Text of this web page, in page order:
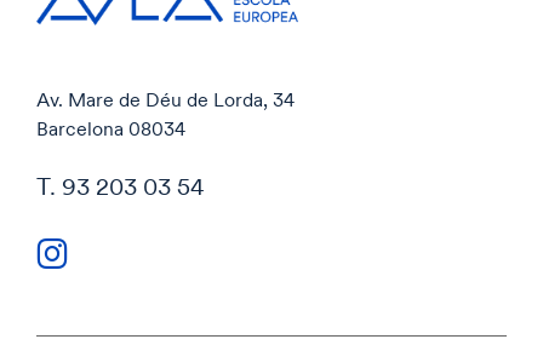
Av. Mare de Déu de Lorda, 34
Barcelona 08034
T. 93 203 03 54